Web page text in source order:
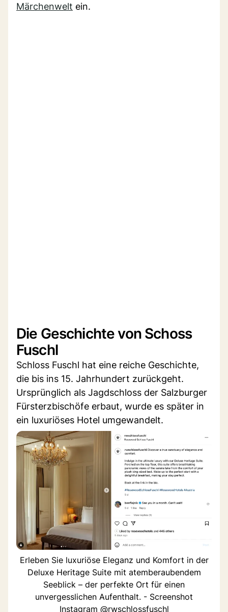
Märchenwelt ein.
Die Geschichte von Schoss
Fuschl
Schloss Fuschl hat eine reiche Geschichte,
die bis ins 15. Jahrhundert zurückgeht.
Ursprünglich als Jagdschloss der Salzburger
Fürsterzbischöfe erbaut, wurde es später in
ein luxuriöses Hotel umgewandelt.
Erleben Sie luxuriöse Eleganz und Komfort in der
Deluxe Heritage Suite mit atemberaubendem
Seeblick – der perfekte Ort für einen
unvergesslichen Aufenthalt. - Screenshot
Instagram @rwschlossfuschl